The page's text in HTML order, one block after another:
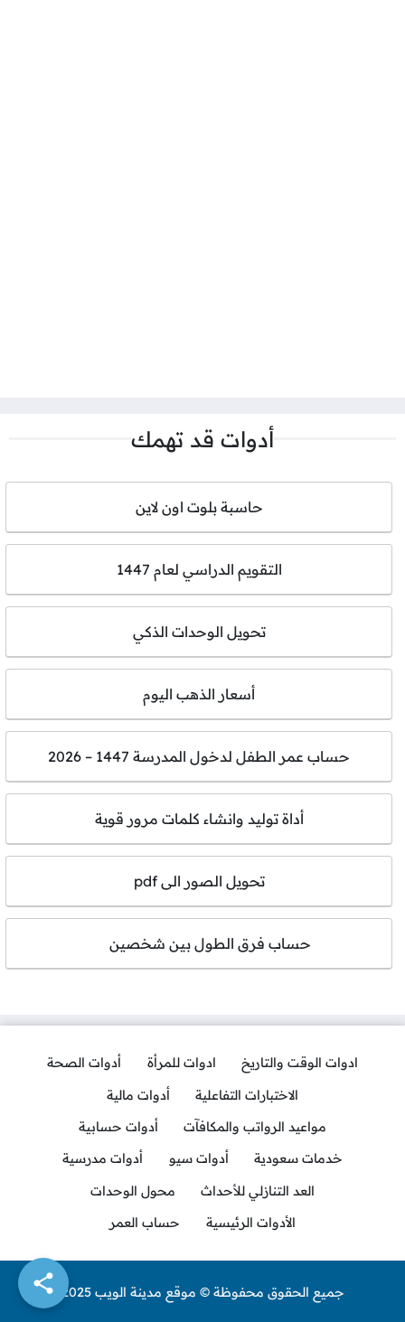
أدوات قد تهمك
حاسبة بلوت اون لاين
التقويم الدراسي لعام 1447
تحويل الوحدات الذكي
أسعار الذهب اليوم
حساب عمر الطفل لدخول المدرسة 1447 – 2026
أداة توليد وانشاء كلمات مرور قوية
تحويل الصور الى pdf
حساب فرق الطول بين شخصين
ادوات الوقت والتاريخ ادوات للمرأة
أدوات الصحة
الاختبارات التفاعلية
أدوات مالية
مواعيد الرواتب والمكافآت
أدوات حسابية
خدمات سعودية
أدوات سيو
أدوات مدرسية
العد التنازلي للأحداث
محول الوحدات
الأدوات الرئيسية
حساب العمر
جميع الحقوق محفوظة © موقع مدينة الويب 2025